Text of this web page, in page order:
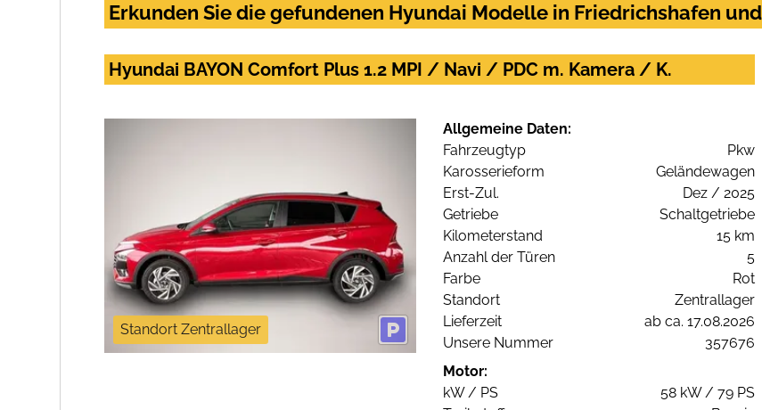
Erkunden Sie die gefundenen Hyundai Modelle in Friedrichshafen
Hyundai BAYON Comfort Plus 1.2 MPI / Navi / PDC m. Kamera / K.
Standort Zentrallager
Allgemeine Daten:
Fahrzeugtyp
Pkw
Karosserieform
Geländewagen
Erst-Zul.
Dez / 2025
Getriebe
Schaltgetriebe
Kilometerstand
15 km
Anzahl der Türen
5
Farbe
Rot
Standort
Zentrallager
Lieferzeit
ab ca. 17.08.2026
Unsere Nummer
357676
Motor:
kW / PS
58 kW / 79 PS